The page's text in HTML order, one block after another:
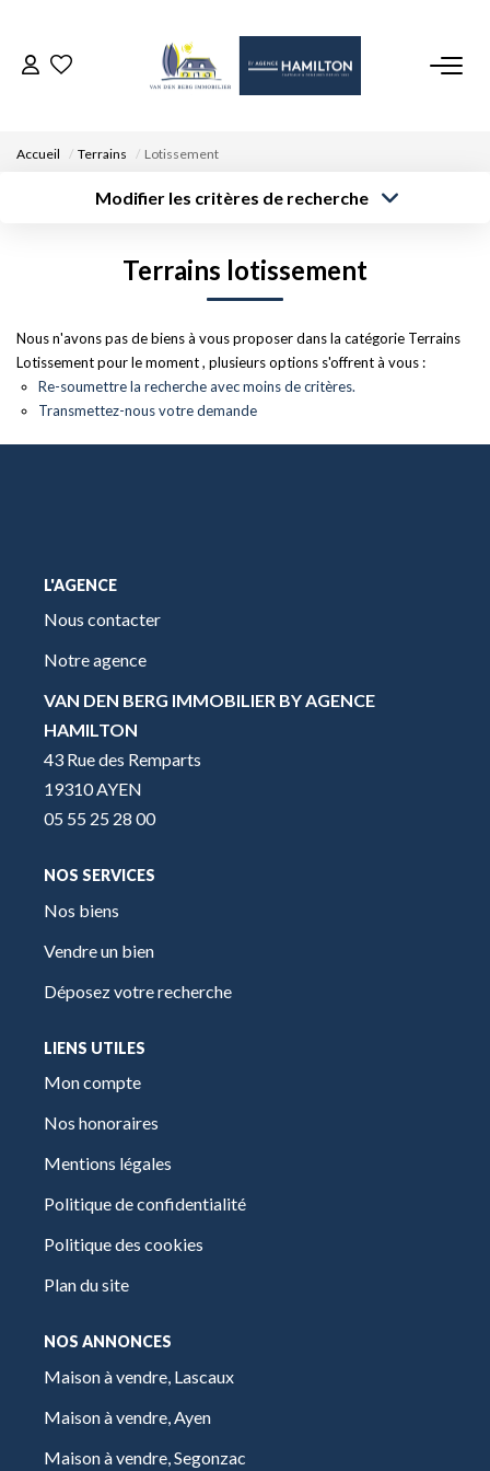
DÉPOSEZ VOTRE RECHERCHE
NOUS REJOINDRE
Accueil Terrains Lotissement
Modifier les critères de recherche
Rayon Plus de critères
Créer une
alerte
Terrains lotissement
Nous n'avons pas de biens à vous proposer dans la catégorie Terrains
Lotissement pour le moment , plusieurs options s'offrent à vous :
Re-soumettre la recherche avec moins de critères.
Transmettez-nous votre demande
L'AGENCE
Nous contacter
Notre agence
VAN DEN BERG IMMOBILIER BY AGENCE
HAMILTON
43 Rue des Remparts
19310 AYEN
05 55 25 28 00
NOS SERVICES
Nos biens
Vendre un bien
Déposez votre recherche
LIENS UTILES
Mon compte
Nos honoraires
Mentions légales
Politique de confidentialité
Politique des cookies
Plan du site
NOS ANNONCES
Maison à vendre, Lascaux
Maison à vendre, Ayen
Maison à vendre, Segonzac